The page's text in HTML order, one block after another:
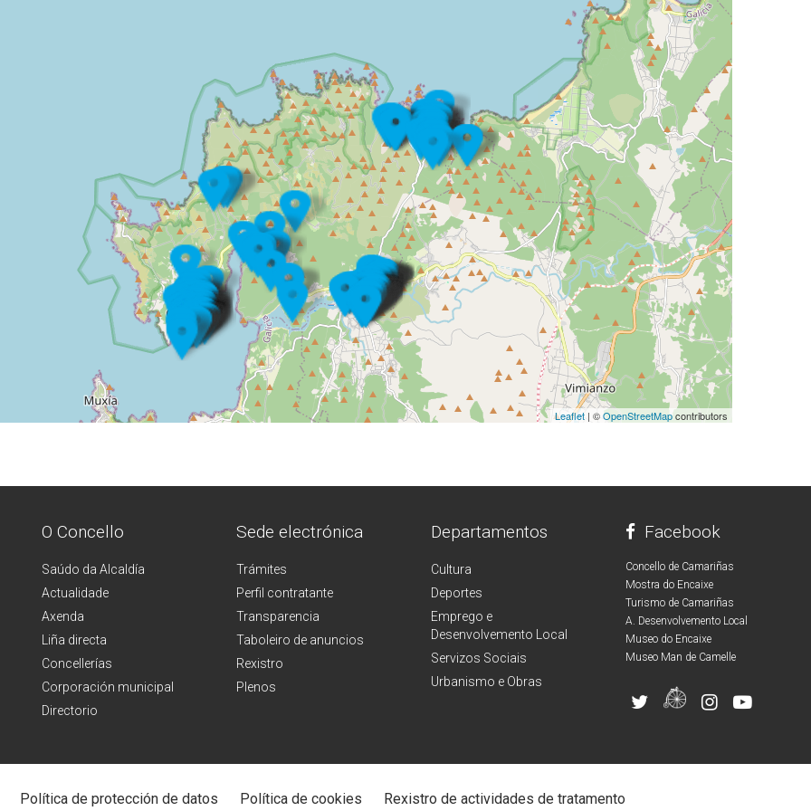
Leaflet | ©OpenStreetMapcontributors
O Concello
Saúdo da Alcaldía
Actualidade
Axenda
Liña directa
Concellerías
Corporación municipal
Directorio
Sede electrónica
Trámites
Perfil contratante
Transparencia
Taboleiro de anuncios
Rexistro
Plenos
Departamentos
Cultura
Deportes
Emprego e
Desenvolvemento Local
Servizos Sociais
Urbanismo e Obras
Facebook
Concello de Camariñas
Mostra do Encaixe
Turismo de Camariñas
A. Desenvolvemento Local
Museo do Encaixe
Museo Man de Camelle
Política de protección de datos Política de cookies Rexistro de actividades de tratamento